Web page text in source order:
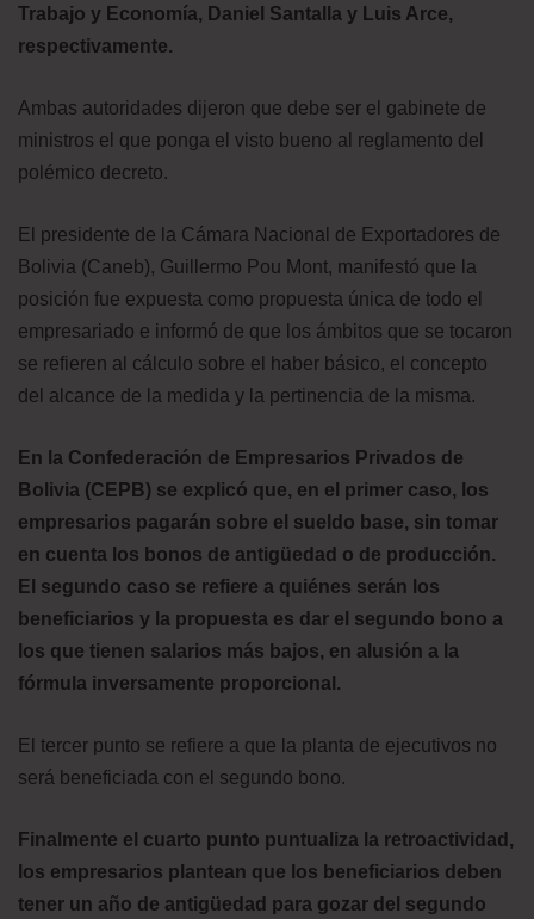
Trabajo y Economía, Daniel Santalla y Luis Arce,
respectivamente.
Ambas autoridades dijeron que debe ser el gabinete de
ministros el que ponga el visto bueno al reglamento del
polémico decreto.
El presidente de la Cámara Nacional de Exportadores de
Bolivia (Caneb), Guillermo Pou Mont, manifestó que la
posición fue expuesta como propuesta única de todo el
empresariado e informó de que los ámbitos que se tocaron
se refieren al cálculo sobre el haber básico, el concepto
del alcance de la medida y la pertinencia de la misma.
En la Confederación de Empresarios Privados de
Bolivia (CEPB) se explicó que, en el primer caso, los
empresarios pagarán sobre el sueldo base, sin tomar
en cuenta los bonos de antigüedad o de producción.
El segundo caso se refiere a quiénes serán los
beneficiarios y la propuesta es dar el segundo bono a
los que tienen salarios más bajos, en alusión a la
fórmula inversamente proporcional.
El tercer punto se refiere a que la planta de ejecutivos no
será beneficiada con el segundo bono.
Finalmente el cuarto punto puntualiza la retroactividad,
los empresarios plantean que los beneficiarios deben
tener un año de antigüedad para gozar del segundo